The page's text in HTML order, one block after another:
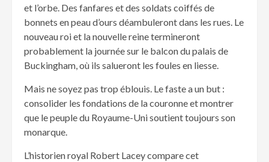
et l’orbe. Des fanfares et des soldats coiffés de
bonnets en peau d’ours déambuleront dans les rues. Le
nouveau roi et la nouvelle reine termineront
probablement la journée sur le balcon du palais de
Buckingham, où ils salueront les foules en liesse.
Mais ne soyez pas trop éblouis. Le faste a un but :
consolider les fondations de la couronne et montrer
que le peuple du Royaume-Uni soutient toujours son
monarque.
L’historien royal Robert Lacey compare cet